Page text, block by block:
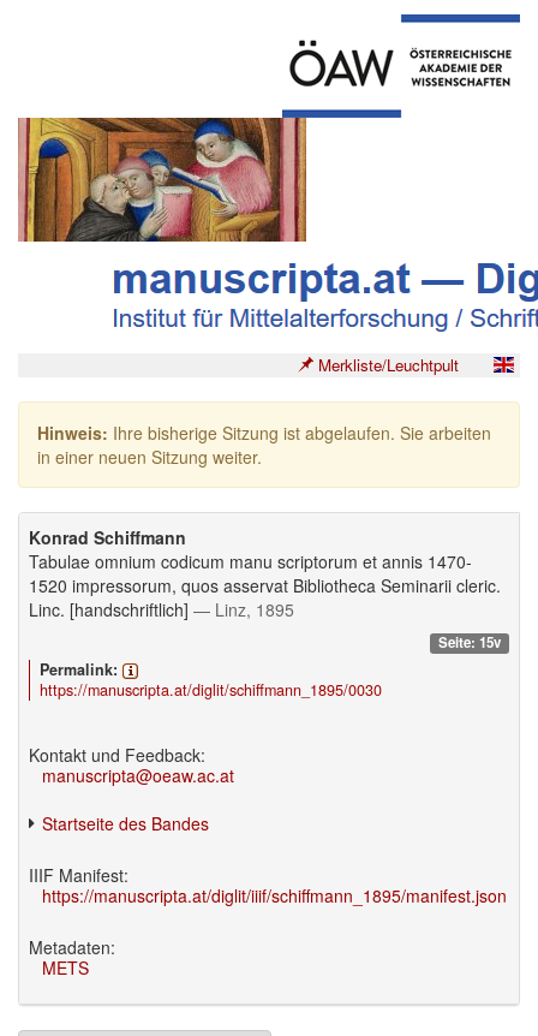
Merkliste/Leuchtpult
Hinweis: Ihre bisherige Sitzung ist abgelaufen. Sie arbeiten
in einer neuen Sitzung weiter.
Konrad Schiffmann
Tabulae omnium codicum manu scriptorum et annis 1470-
1520 impressorum, quos asservat Bibliotheca Seminarii cleric.
Linc. [handschriftlich] — Linz, 1895
Seite: 15v
Permalink:
https://manuscripta.at/diglit/schiffmann_1895/0030
Kontakt und Feedback:
manuscripta@oeaw.ac.at
Startseite des Bandes
IIIF Manifest:
https://manuscripta.at/diglit/iiif/schiffmann_1895/manifest.json
Metadaten:
METS